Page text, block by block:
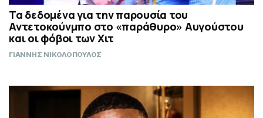
Τα δεδομένα για την παρουσία του
Αντετοκούνμπο στο «παράθυρο» Αυγούστου
και οι φόβοι των Χιτ
ΓΙΑΝΝΗΣ ΝΙΚΟΛΟΠΟΥΛΟΣ